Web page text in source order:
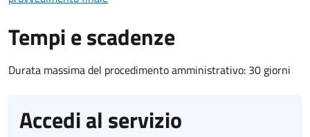
Tempi e scadenze
Durata massima del procedimento amministrativo: 30 giorni
Accedi al servizio